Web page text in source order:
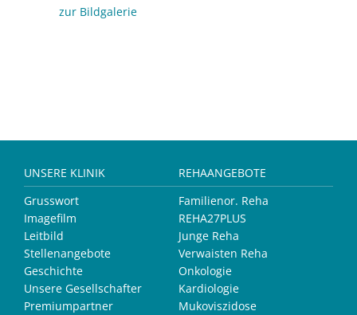
zur Bildgalerie
UNSERE KLINIK
Grusswort
Imagefilm
Leitbild
Stellenangebote
Geschichte
Unsere Gesellschafter
Premiumpartner
REHAANGEBOTE
Familienor. Reha
REHA27PLUS
Junge Reha
Verwaisten Reha
Onkologie
Kardiologie
Mukoviszidose